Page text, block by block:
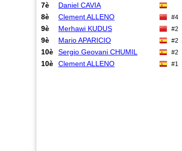
7è Daniel CAVIA
8è Clement ALLENO #4
9è Merhawi KUDUS #2
9è Mario APARICIO #2
10è Sergio Geovani CHUMIL #2
10è Clement ALLENO #1